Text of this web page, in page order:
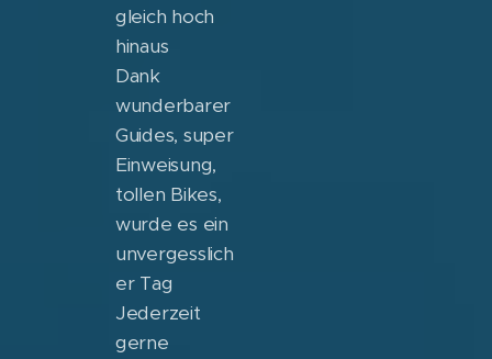
gleich hoch
hinaus 🙂
Dank
wunderbarer
Guides, super
Einweisung,
tollen Bikes,
wurde es ein
unvergesslich
er Tag 👍
Jederzeit
gerne